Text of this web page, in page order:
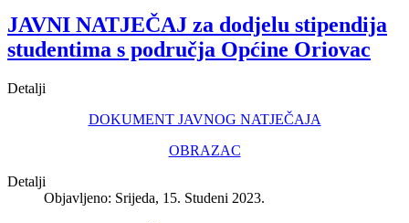
JAVNI NATJEČAJ za dodjelu stipendija
studentima s područja Općine Oriovac
Detalji
DOKUMENT JAVNOG NATJEČAJA
OBRAZAC
Detalji
Objavljeno: Srijeda, 15. Studeni 2023.